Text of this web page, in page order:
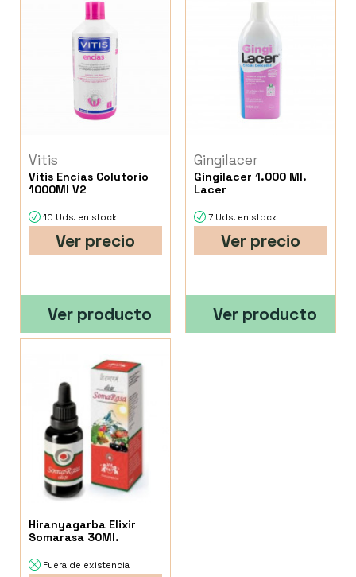
Vitis
Vitis Encias Colutorio
1000Ml V2
10 Uds. en stock
Ver precio
Ver producto
Gingilacer
Gingilacer 1.000 Ml.
Lacer
7 Uds. en stock
Ver precio
Ver producto
Hiranyagarba Elixir
Somarasa 30Ml.
Fuera de existencia